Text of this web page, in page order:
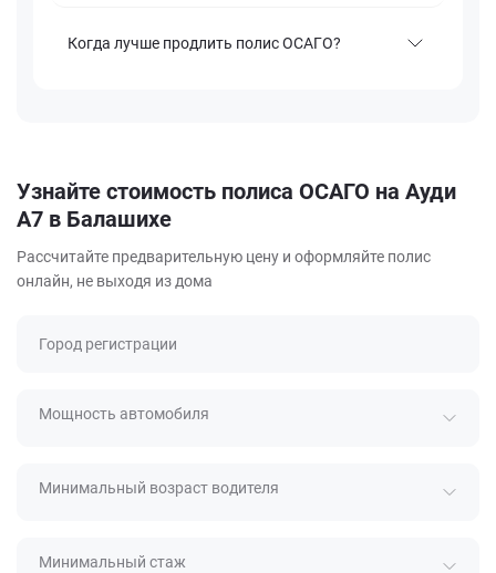
Когда лучше продлить полис ОСАГО?
Узнайте стоимость полиса ОСАГО на Ауди
А7 в Балашихе
Рассчитайте предварительную цену и оформляйте полис
онлайн, не выходя из дома
Город регистрации
Мощность автомобиля
Минимальный возраст водителя
Минимальный стаж